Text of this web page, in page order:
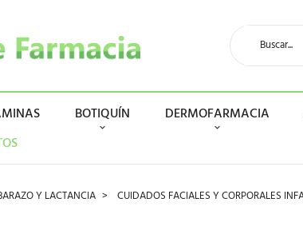
BOTIQUÍN DERMOFARMACIA
Y LACTANCIA CUIDADOS FACIALES Y CORPORALES